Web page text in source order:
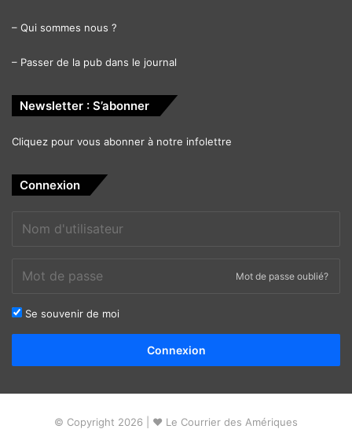
– Qui sommes nous ?
– Passer de la pub dans le journal
Newsletter : S’abonner
Cliquez pour vous abonner à notre infolettre
Connexion
Mot de passe oublié?
Se souvenir de moi
Connexion
© Copyright 2026 | ❤ Le Courrier des Amériques